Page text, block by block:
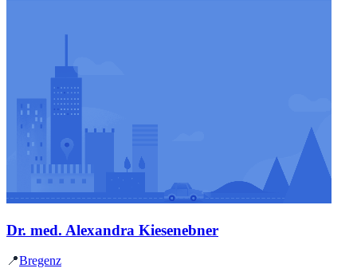
Dr. med. Alexandra Kiesenebner
📍Bregenz